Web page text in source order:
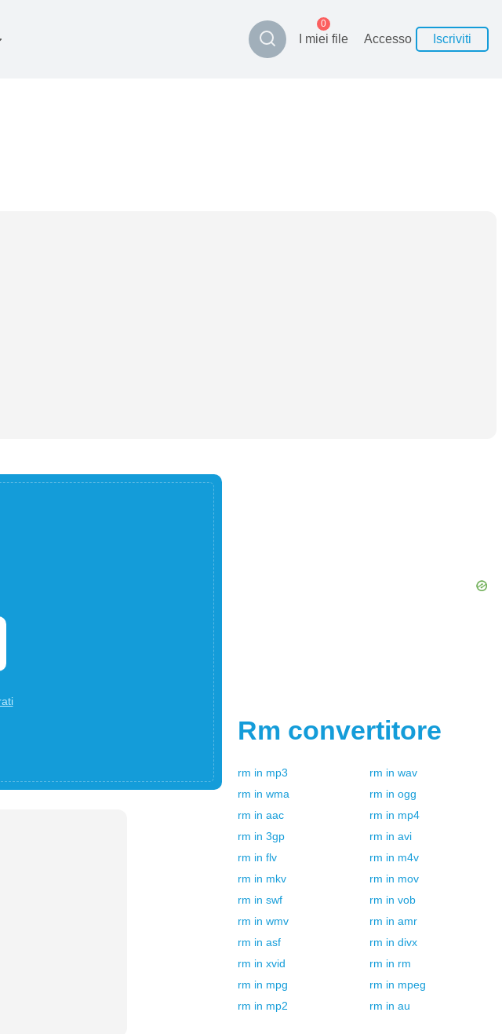
I miei file
0
Accesso Iscriviti
Rm convertitore
rm in mp3 rm in wav
rm in wma rm in ogg
rm in aac rm in mp4
rm in 3gp rm in avi
rm in flv rm in m4v
rm in mkv rm in mov
rm in swf rm in vob
rm in wmv rm in amr
rm in asf rm in divx
rm in xvid rm in rm
rm in mpg rm in mpeg
rm in mp2 rm in au